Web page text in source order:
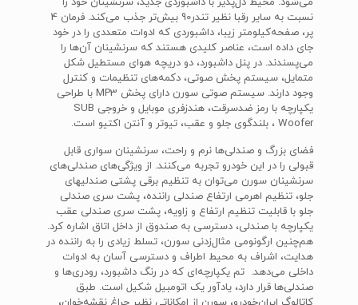
نسبت به سایر رقبا نظیر تندر90 بیش‌تر جذب می‌کند. فرمان 4
پر، صفحه‌کیلومتر زیبا، داشبوردی که ادوات متعددی را در خود
جای داده است، عناصر کلیدی هستند که سرنشینان آن‌ها را
می‌پسندند. در پنل داشبورد، دو دریچه هوای مستطیل شکل
متمایل، سیستم پخش صوتی، دکمه‌های تنظیمات و کنترل
وجود دارند. سیستم صوتی سورن دارای پخش MP3 با طراحی
یکپارچه با رمز ضدسرقت، هندزفری موبایل و خروجی SUB
Woofer ، بلندگوی جلو و عقب، تیوتر و آنتن اکتیو است.
فضای بزرگ و صندلی‌ها نرم و راحت، سرنشینان سواری قابل
قبولی را در این خودرو تجربه می‌کنند. از ویژگی‌های صندلی‌های
سرنشینان سورن می‌توان به تنظیم برقی پشتی صندلی‏های
جلو، تنظیم اهرمی ارتفاع صندلی راننده، پشت سری صندلی
جلو با قابلیت تنظیم ارتفاع و زاویه، پشت سری صندلی عقب
یکپارچه با صندلی، دسترسی به صندوق از داخل اتاق اشاره کرد.
هم‌چنین ارگونومی مثال‌زدنی سورن، تسلط زیادی را به راننده در
هدایت، اشراف به محیط اطراف و دسترسی آسان به ادوات
داخلی می‌دهد. تم یکپارچه‌ای که در رنگ داشبورد، رودری‌ها و
صندلی‌ها قرار دارد، یادآور یک اتومبیل شکیل است. طبق